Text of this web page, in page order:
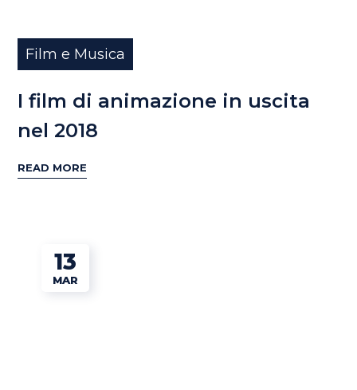
Film e Musica
I film di animazione in uscita
nel 2018
READ MORE
13
MAR